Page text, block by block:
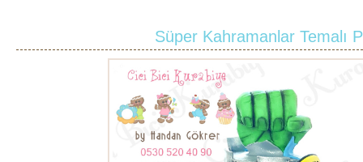
Süper Kahramanlar Temalı